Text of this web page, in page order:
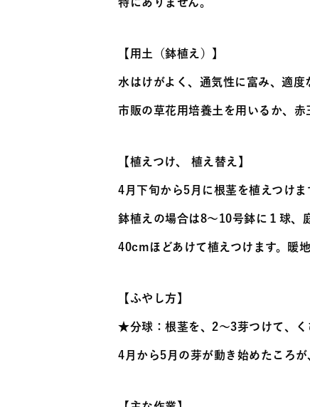
【用土（鉢植え）】
水はけがよく、通気性に富み、適度
市販の草花用培養土を用いるか、
【植えつけ、 植え替え】
4月下旬から5月に根茎を植えつけま
鉢植えの場合は8～10号鉢に１球、
40cmほどあけて植えつけます。暖
【ふやし方】
★分球：根茎を、2～3芽つけて、く
4月から5月の芽が動き始めたころが